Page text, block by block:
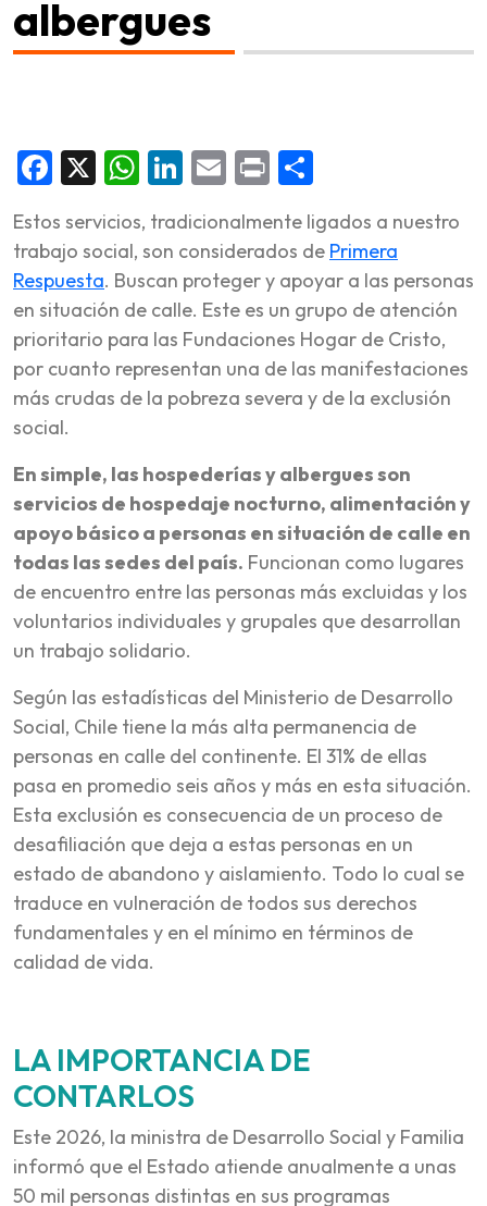
albergues
Facebook
X WhatsApp
LinkedIn
Email
Print
Estos servicios, tradicionalmente ligados a nuestro
trabajo social, son considerados de Primera
Respuesta. Buscan proteger y apoyar a las personas
en situación de calle. Este es un grupo de atención
prioritario para las Fundaciones Hogar de Cristo,
por cuanto representan una de las manifestaciones
más crudas de la pobreza severa y de la exclusión
social.
En simple, las hospederías y albergues son
servicios de hospedaje nocturno, alimentación y
apoyo básico a personas en situación de calle en
todas las sedes del país. Funcionan como lugares
de encuentro entre las personas más excluidas y los
voluntarios individuales y grupales que desarrollan
un trabajo solidario.
Según las estadísticas del Ministerio de Desarrollo
Social, Chile tiene la más alta permanencia de
personas en calle del continente. El 31% de ellas
pasa en promedio seis años y más en esta situación.
Esta exclusión es consecuencia de un proceso de
desafiliación que deja a estas personas en un
estado de abandono y aislamiento. Todo lo cual se
traduce en vulneración de todos sus derechos
fundamentales y en el mínimo en términos de
calidad de vida.
LA IMPORTANCIA DE
CONTARLOS
Este 2026, la ministra de Desarrollo Social y Familia
informó que el Estado atiende anualmente a unas
50 mil personas distintas en sus programas